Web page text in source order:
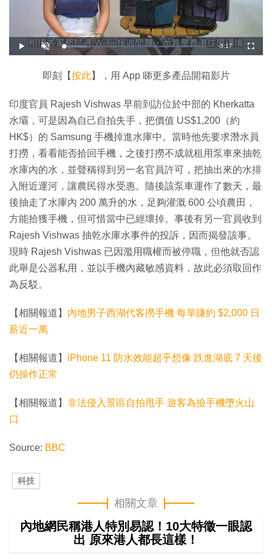
播
放
開
啟
載
入
:
1
5
%
剩
時
間
-3:17
全
螢
即刻【按此】，用 App 睇更多產品開箱影片
印度官員 Rajesh Vishwas 早前到訪位於中部的 Kherkatta
水壩，可是因為自己自拍失手，把價值 US$1,200（約
HK$）的 Samsung 手機掉進水庫中。當時他先要求潛水員
打撈，看看能否拾回手機，之後打撈不成就租用泵車來抽乾
水庫內的水，並聲稱得到另一名官員許可，把抽出來的水排
入附近運河，讓農民得水受惠。隨後該泵車運作了數天，最
後抽走了水庫內 200 萬升的水，足夠灌溉 600 公頃農田，
方能拾獲手機，但可惜當中已經壞掉。事後有另一官員收到
Rajesh Vishwas 抽乾水庫水事件的投訴，因而揭發該事。
現時 Rajesh Vishwas 已因濫用職權而被停職，但他就否認
此舉是公器私用，並以手機內藏敏感資料，故此必須取回作
為反駁。
【相關報道】 內地男子西湖代客撈手機 每單賺約 $2,000 日
薪近一萬
【相關報道】 iPhone 11 防水效能超乎想像 跌進湖底 7 天後
仍操作正常
【相關報道】 非法侵入景區自拍甩手 遊客為撿手機墮火山
口
Source: BBC
科技
相關文章
內地網民稱港人特別易認！10大特徵一眼認
出 原來港人都長這樣！